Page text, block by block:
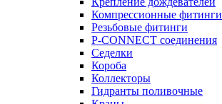
Компрессионные фитинги
Резьбовые фитинги
P-CONNECT соединения
Седелки
Короба
Коллекторы
Гидранты поливочные